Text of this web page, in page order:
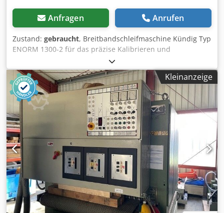
Anfragen Anrufen
Zustand: gebraucht, Breitbandschleifmaschine Kündig Typ
ENORM 1300-2 für das präzise Kalibrieren und
Feinschleifen von Massivholz, Furnier und Holzwerkstoffen.
Die robuste Industrieausführung mit zwei
Schleifaggregaten und Reinigungsbürste ermöglicht hohe
Abtragsleistungen und exakte Oberflächenqualität im
Möbel- und Innenausbau. Ideal für Handwerks- und
Industriebetriebe mit hohem Qualitätsanspruch inkl.
Posten Schleifbänder. Technische Daten: - Arbeitsbreite:
ca. 1.300 mm - Schleifaggregate: 2 - Durchlasshöhe: max.
ca. 150 mm Dkedpfx Ajzryxnjfaer - Motorleistung: 18,5 & 15
kW
Kleinanzeige